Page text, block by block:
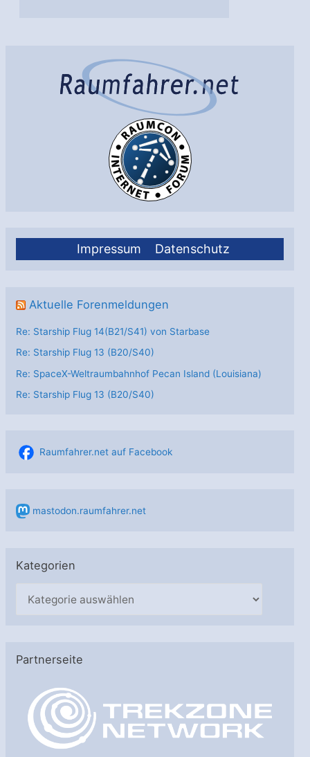
Impressum Datenschutz
Aktuelle Forenmeldungen
Re: Starship Flug 14(B21/S41) von Starbase
Re: Starship Flug 13 (B20/S40)
Re: SpaceX-Weltraumbahnhof Pecan Island (Louisiana)
Re: Starship Flug 13 (B20/S40)
Raumfahrer.net auf Facebook
mastodon.raumfahrer.net
Kategorien
g
Partnerseite